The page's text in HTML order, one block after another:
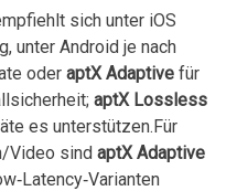
sich unter iOS
unter Android je ‍nach
oder aptX‍ Adaptivefür
aptX Lossless
es unterstützen.Für
Video sind aptX Adaptive